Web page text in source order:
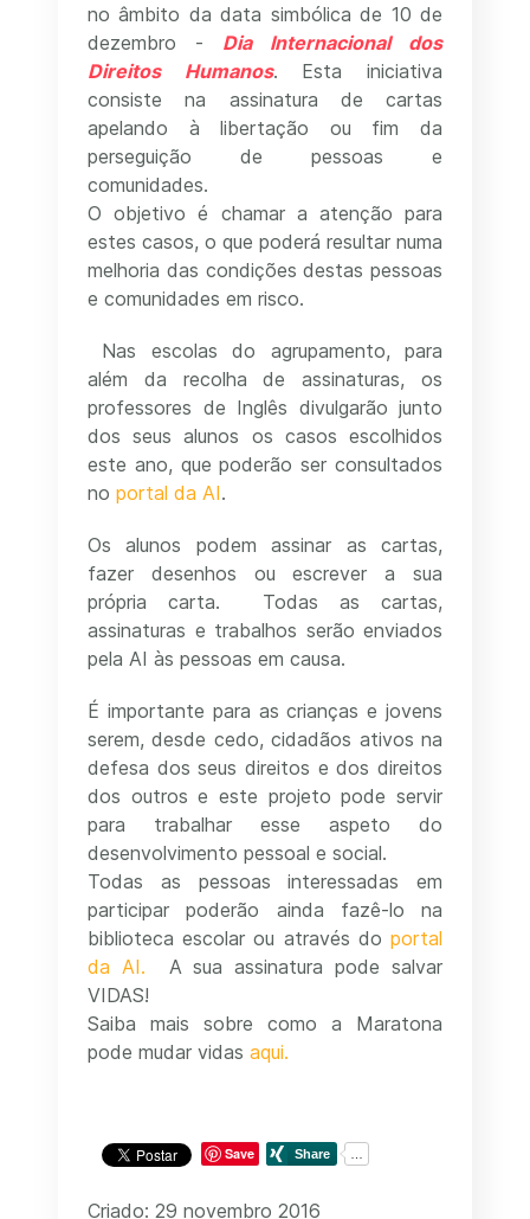
no âmbito da data simbólica de 10 de
dezembro - Dia Internacional dos
Direitos Humanos. Esta iniciativa
consiste na assinatura de cartas
apelando à libertação ou fim da
perseguição de pessoas e
comunidades.
O objetivo é chamar a atenção para
estes casos, o que poderá resultar numa
melhoria das condições destas pessoas
e comunidades em risco.
Nas escolas do agrupamento, para
além da recolha de assinaturas, os
professores de Inglês divulgarão junto
dos seus alunos os casos escolhidos
este ano, que poderão ser consultados
no portal da AI.
Os alunos podem assinar as cartas,
fazer desenhos ou escrever a sua
própria carta. Todas as cartas,
assinaturas e trabalhos serão enviados
pela AI às pessoas em causa.
É importante para as crianças e jovens
serem, desde cedo, cidadãos ativos na
defesa dos seus direitos e dos direitos
dos outros e este projeto pode servir
para trabalhar esse aspeto do
desenvolvimento pessoal e social.
Todas as pessoas interessadas em
participar poderão ainda fazê-lo na
biblioteca escolar ou através do portal
da AI. A sua assinatura pode salvar
VIDAS!
Saiba mais sobre como a Maratona
pode mudar vidas aqui.
Save
Criado: 29 novembro 2016